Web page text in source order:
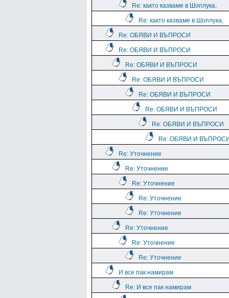
Re: както казваме в Шоплука,
Re: както казваме в Шоплука,
Re: ОБЯВИ И ВЪПРОСИ
Re: ОБЯВИ И ВЪПРОСИ
Re: ОБЯВИ И ВЪПРОСИ
Re: ОБЯВИ И ВЪПРОСИ
Re: ОБЯВИ И ВЪПРОСИ
Re: ОБЯВИ И ВЪПРОСИ
Re: ОБЯВИ И ВЪПРОСИ
Re: ОБЯВИ И
Re: Уточнение
Re: Уточнение
Re: Уточнение
Re: Уточнение
Re: Уточнение
Re: Уточнение
Re: Уточнение
Re: Уточнение
И все пак намирам
Re: И все пак намирам